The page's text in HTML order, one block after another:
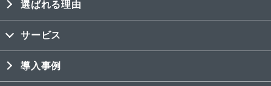
選ばれる理由
サービス
導入事例